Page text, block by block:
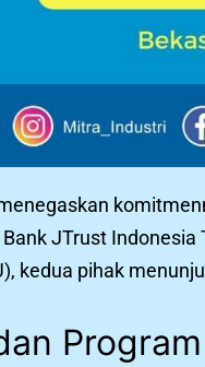
JTrust
kedua pihak